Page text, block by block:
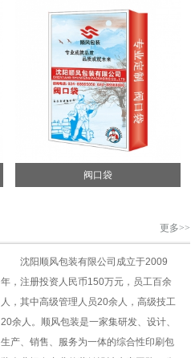
阀口袋
更多>>
沈阳顺风包装有限公司成立于2009
年，注册投资人民币150万元，员工百余
人，其中高级管理人员20余人，高级技工
20余人。顺风包装是一家集研发、设计、
生产、销售、服务为一体的综合性印刷包